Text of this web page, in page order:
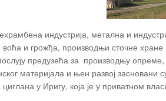
индустрија, метална и
и грожђа, производњи сточне
предузећа за производњу
материјала и њен развој засновани
у Иригу, која је у приватном